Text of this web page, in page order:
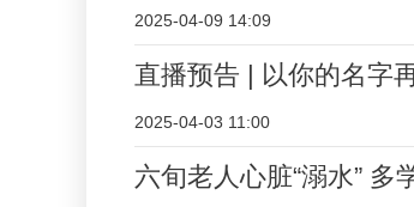
2025-04-09 14:09
直播预告 | 以你的名字
2025-04-03 11:00
六旬老人心脏“溺水” 多